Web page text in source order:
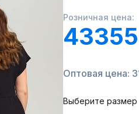
Розничная цена:
Оптовая цена:
Выберите размер